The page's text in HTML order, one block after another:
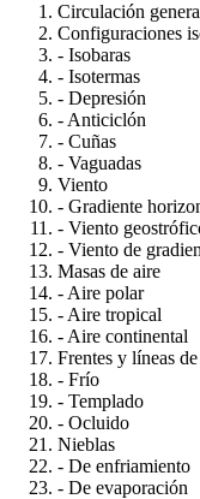
Circulación
Configuraciones
- Isobaras
- Isotermas
- Depresión
- Anticiclón
- Cuñas
- Vaguadas
Viento
- Gradiente
- Viento
- Viento de
Masas de aire
- Aire polar
- Aire tropical
- Aire continental
Frentes y líneas
- Frío
- Templado
- Ocluido
Nieblas
- De enfriamiento
- De evaporación